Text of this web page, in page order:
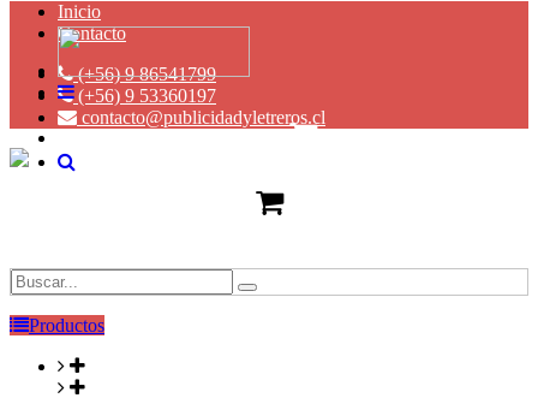
Inicio
Contacto
(+56) 9 86541799
(+56) 9 53360197
contacto@publicidadyletreros.cl
Productos